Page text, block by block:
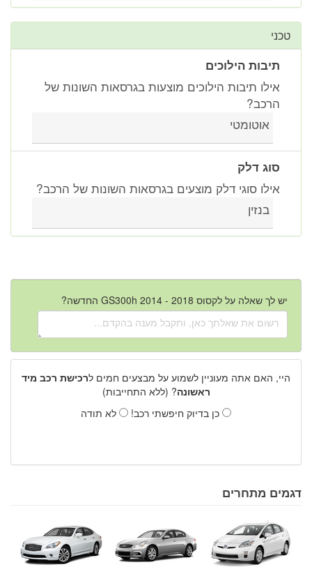
טכני
תיבות הילוכים
אילו תיבות הילוכים מוצעות בגרסאות השונות של
הרכב?
אוטומטי
סוג דלק
אילו סוגי דלק מוצעים בגרסאות השונות של הרכב?
בנזין
יש לך שאלה על לקסוס GS300h 2014 - 2018 החדשה?
היי, האם אתה מעוניין לשמוע על מבצעים חמים לרכישת רכב מיד
ראשונה? (ללא התחייבות)
כן בדיוק חיפשתי רכב!
לא תודה
דגמים מתחרים